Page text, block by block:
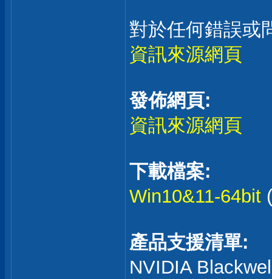
對於任何錯誤或
資訊來源網頁
發佈網頁:
資訊來源網頁
下載檔案:
Win10&11-64bit
產品支援清單:
NVIDIA